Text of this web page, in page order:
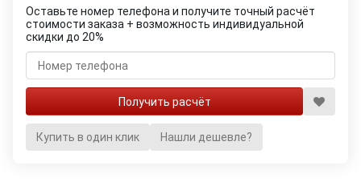
Оставьте номер телефона и получите точный расчёт
стоимости заказа + возможность индивидуальной
скидки до 20%
Купить в один клик Нашли дешевле?